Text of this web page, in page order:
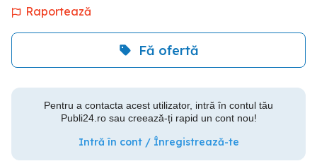
Raportează
Fă ofertă
Pentru a contacta acest utilizator, intră în contul tău
Publi24.ro sau creează-ți rapid un cont nou!
Intră în cont / Înregistrează-te